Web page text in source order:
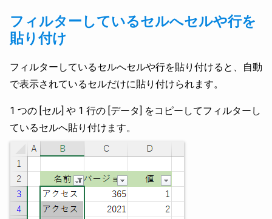
フィルターしているセルへセルや行を
貼り付け
フィルターしているセルへセルや行を貼り付けると、自動
で表示されているセルだけに貼り付けられます。
1 つの [セル] や 1 行の [データ] をコピーしてフィルターし
ているセルへ貼り付けます。